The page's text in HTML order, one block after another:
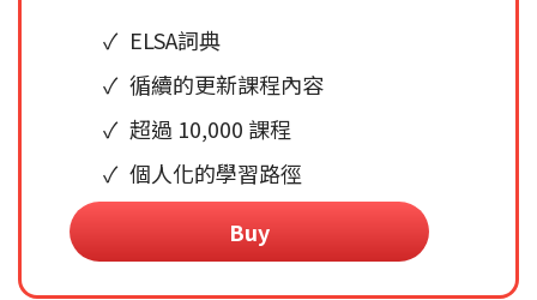
ELSA詞典
循續的更新課程內容
超過 10,000 課程
個人化的學習路徑
Buy